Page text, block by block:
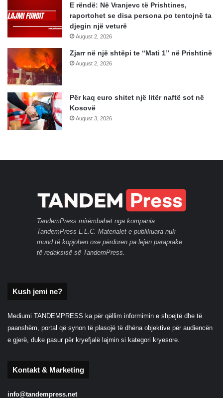
E rëndë: Në Vranjevc të Prishtines,
raportohet se disa persona po tentojnë ta
djegin një veturë
August 2, 2026
Zjarr në një shtëpi te “Mati 1” në Prishtinë
August 2, 2026
Për kaq euro shitet një litër naftë sot në
Kosovë
August 3, 2026
TandemPress mirëmbahet nga kompania
TandemPress L.L.C. Materialet e publikuara nuk
mund të kopjohen ose përdoren pa lejen paraprake
të redaksisë së TandemPress.
Kush jemi ne?
Mediumi TANDEMPRESS ka për qëllim informimin e shpejtë dhe të
paanshëm, portal që synon të plasojë të dhëna objektive për audiencën
e gjerë, duke pasur për kryefjalë lajmin si kategori kryesore.
Kontakt & Marketing
info@tandempress.net